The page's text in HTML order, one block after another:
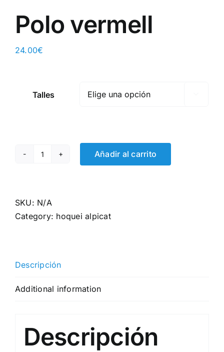
Polo vermell
24.00€
Talles
Polo
Añadir al carrito
SKU: N/A
Category: hoquei alpicat
Descripción
Additional information
Descripción